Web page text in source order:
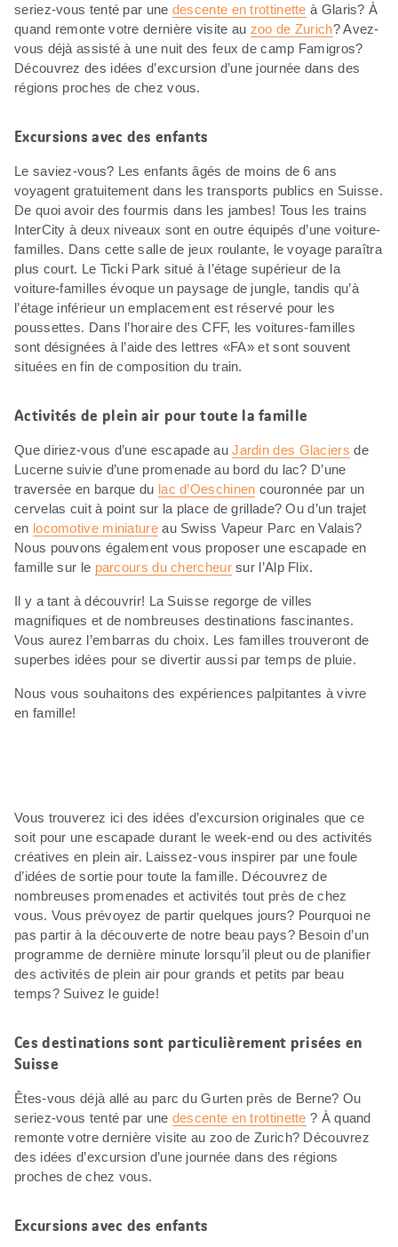
seriez-vous tenté par une descente en trottinette à Glaris? À
quand remonte votre dernière visite au zoo de Zurich? Avez-
vous déjà assisté à une nuit des feux de camp Famigros?
Découvrez des idées d’excursion d’une journée dans des
régions proches de chez vous.
Excursions avec des enfants
Le saviez-vous? Les enfants âgés de moins de 6 ans
voyagent gratuitement dans les transports publics en Suisse.
De quoi avoir des fourmis dans les jambes! Tous les trains
InterCity à deux niveaux sont en outre équipés d’une voiture-
familles. Dans cette salle de jeux roulante, le voyage paraîtra
plus court. Le Ticki Park situé à l’étage supérieur de la
voiture-familles évoque un paysage de jungle, tandis qu’à
l’étage inférieur un emplacement est réservé pour les
poussettes. Dans l’horaire des CFF, les voitures-familles
sont désignées à l’aide des lettres «FA» et sont souvent
situées en fin de composition du train.
Activités de plein air pour toute la famille
Que diriez-vous d’une escapade auJardin des Glaciers de
Lucerne suivie d’une promenade au bord du lac? D’une
traversée en barque du lac d’Oeschinen couronnée par un
cervelas cuit à point sur la place de grillade? Ou d’un trajet
en locomotive miniatureau Swiss Vapeur Parc en Valais?
Nous pouvons également vous proposer une escapade en
famille sur le parcours du chercheursur l’Alp Flix.
Il y a tant à découvrir! La Suisse regorge de villes
magnifiques et de nombreuses destinations fascinantes.
Vous aurez l’embarras du choix. Les familles trouveront de
superbes idées pour se divertir aussi par temps de pluie.
Nous vous souhaitons des expériences palpitantes à vivre
en famille!
Vous trouverez ici des idées d’excursion originales que ce
soit pour une escapade durant le week-end ou des activités
créatives en plein air. Laissez-vous inspirer par une foule
d’idées de sortie pour toute la famille. Découvrez de
nombreuses promenades et activités tout près de chez
vous. Vous prévoyez de partir quelques jours? Pourquoi ne
pas partir à la découverte de notre beau pays? Besoin d’un
programme de dernière minute lorsqu’il pleut ou de planifier
des activités de plein air pour grands et petits par beau
temps? Suivez le guide!
Ces destinations sont particulièrement prisées en
Suisse
Êtes-vous déjà allé au parc du Gurten près de Berne? Ou
seriez-vous tenté par une descente en trottinette ? À quand
remonte votre dernière visite au zoo de Zurich? Découvrez
des idées d’excursion d’une journée dans des régions
proches de chez vous.
Excursions avec des enfants